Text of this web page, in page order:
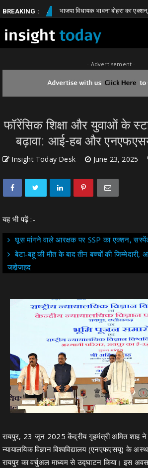
BREAKING :भाजपा विधायक भावना बोहरा का एक्शन, JE हटाने
- Advertisement -
फॉरेंसिक शिक्षा और युवाओं के
बढ़ावा: आई-हब और
Insight Today Desk June 23, 2025
यह भी पढ़ें :-
घूस मांगने वाले आरक्षक पर SSP का एक्शन,
बेटा-बहू की मौत के बाद तीन बच्चों की जिम्मेदारी,
जद्दोजहद
रायपुर, 23 जून 2025 केंद्रीय गृहमंत्री अमित शाह ने
न्यायालयिक विज्ञान विश्वविद्यालय (एनएफएसयू) के
रायपुर का वर्चुअल माध्यम से उद्घाटन किया। इस